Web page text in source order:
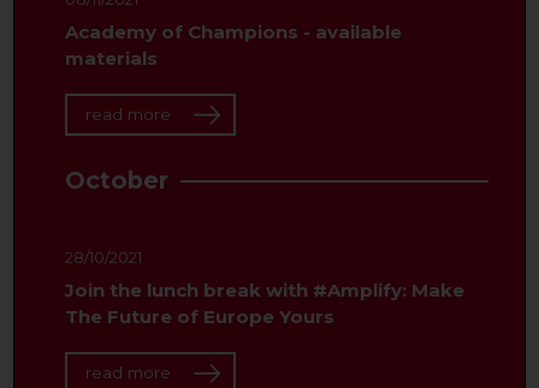
Academy of Champions - available
materials
read more
October
28/10/2021
Join the lunch break with #Amplify: Make
The Future of Europe Yours
read more